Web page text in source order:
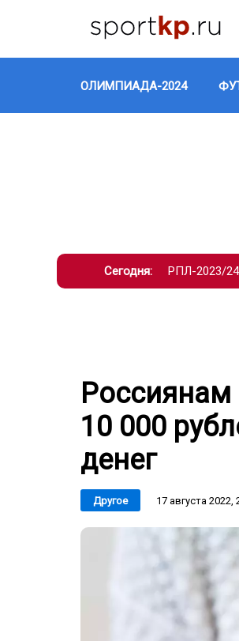
ОЛИМПИАДА-2024
Сегодня: РПЛ-2023/24
Россиянам
10 000
денег
Другое 17 августа 2022,